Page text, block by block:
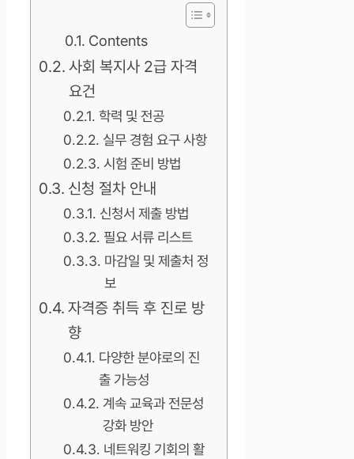
Contents
사회 복지사 2급 자격
요건
학력 및 전공
실무 경험 요구 사항
시험 준비 방법
신청 절차 안내
신청서 제출 방법
필요 서류 리스트
마감일 및 제출처 정
보
자격증 취득 후 진로 방
향
다양한 분야로의 진
출 가능성
계속 교육과 전문성
강화 방안
네트워킹 기회의 활